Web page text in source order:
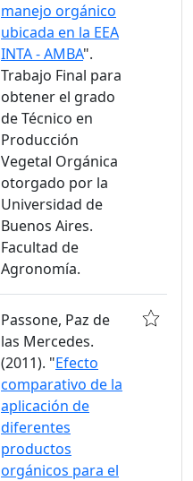
manejo orgánico
ubicada en la EEA
INTA - AMBA".
Trabajo Final para
obtener el grado
de Técnico en
Producción
Vegetal Orgánica
otorgado por la
Universidad de
Buenos Aires.
Facultad de
Agronomía.
Passone, Paz de
las Mercedes.
(2011). "Efecto
comparativo de la
aplicación de
diferentes
productos
orgánicos para el